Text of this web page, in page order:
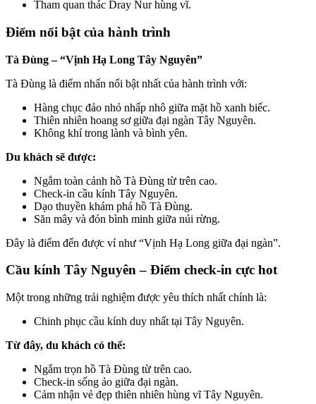
Tham quan thác Dray Nur hùng vĩ.
Điểm nổi bật của hành trình
Tà Đùng – “Vịnh Hạ Long Tây Nguyên”
Tà Đùng là điểm nhấn nổi bật nhất của hành trình với:
Hàng chục đảo nhỏ nhấp nhô giữa mặt hồ xanh biếc.
Thiên nhiên hoang sơ giữa đại ngàn Tây Nguyên.
Không khí trong lành và bình yên.
Du khách sẽ được:
Ngắm toàn cảnh hồ Tà Đùng từ trên cao.
Check-in cầu kính Tây Nguyên.
Dạo thuyền khám phá hồ Tà Đùng.
Săn mây và đón bình minh giữa núi rừng.
Đây là điểm đến được ví như “Vịnh Hạ Long giữa đại ngàn”.
Cầu kính Tây Nguyên – Điểm check-in cực hot
Một trong những trải nghiệm được yêu thích nhất chính là:
Chinh phục cầu kính duy nhất tại Tây Nguyên.
Từ đây, du khách có thể:
Ngắm trọn hồ Tà Đùng từ trên cao.
Check-in sống ảo giữa đại ngàn.
Cảm nhận vẻ đẹp thiên nhiên hùng vĩ Tây Nguyên.